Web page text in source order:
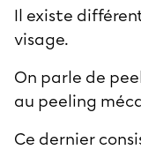
Il existe
visage.
On parle de
au peeling
Ce dernier